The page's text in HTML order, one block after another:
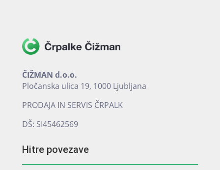
ČIŽMAN d.o.o.
Pločanska ulica 19, 1000 Ljubljana
PRODAJA IN SERVIS ČRPALK
DŠ: SI45462569
Hitre povezave